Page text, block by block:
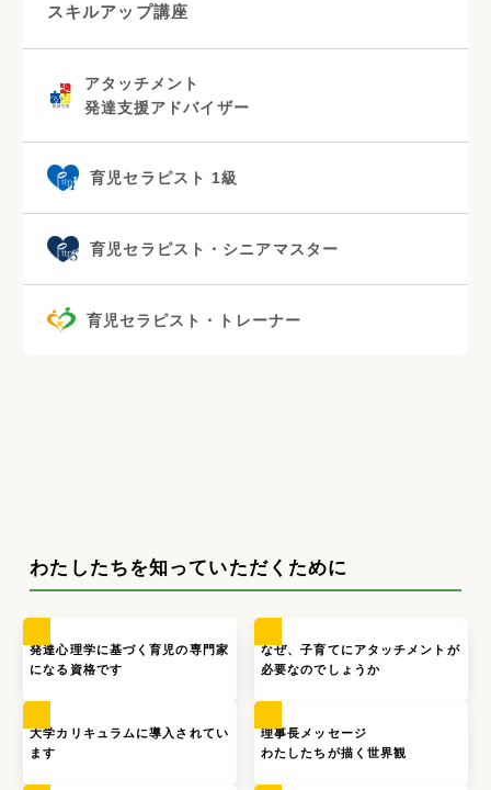
スキルアップ講座
アタッチメント
発達支援アドバイザー
育児セラピスト 1級
育児セラピスト・シニアマスター
育児セラピスト・トレーナー
わたしたちを知っていただくために
発達心理学に基づく育児の専門家
になる資格です
なぜ、子育てにアタッチメントが
必要なのでしょうか
大学カリキュラムに導入されてい
ます
理事長メッセージ
わたしたちが描く世界観